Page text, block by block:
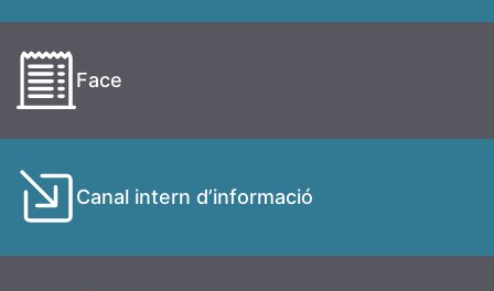
Face
Canal intern d’informació